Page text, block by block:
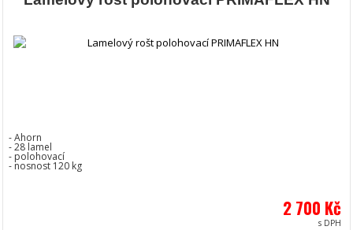
- Ahorn
- 28 lamel
- polohovací
- nosnost 120 kg
2 700 Kč
s DPH